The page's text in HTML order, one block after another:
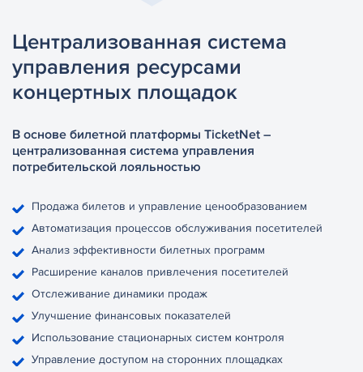
Централизованная система
управления ресурсами
концертных площадок
В основе билетной платформы TicketNet –
централизованная система управления
потребительской лояльностью
Продажа билетов и управление ценообразованием
Автоматизация процессов обслуживания посетителей
Анализ эффективности билетных программ
Расширение каналов привлечения посетителей
Отслеживание динамики продаж
Улучшение финансовых показателей
Использование стационарных систем контроля
Управление доступом на сторонних площадках